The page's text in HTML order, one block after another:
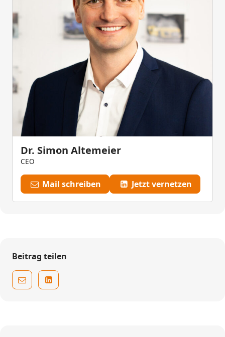
Dr. Simon Altemeier
CEO
Mail schreiben Jetzt vernetzen
Beitrag teilen